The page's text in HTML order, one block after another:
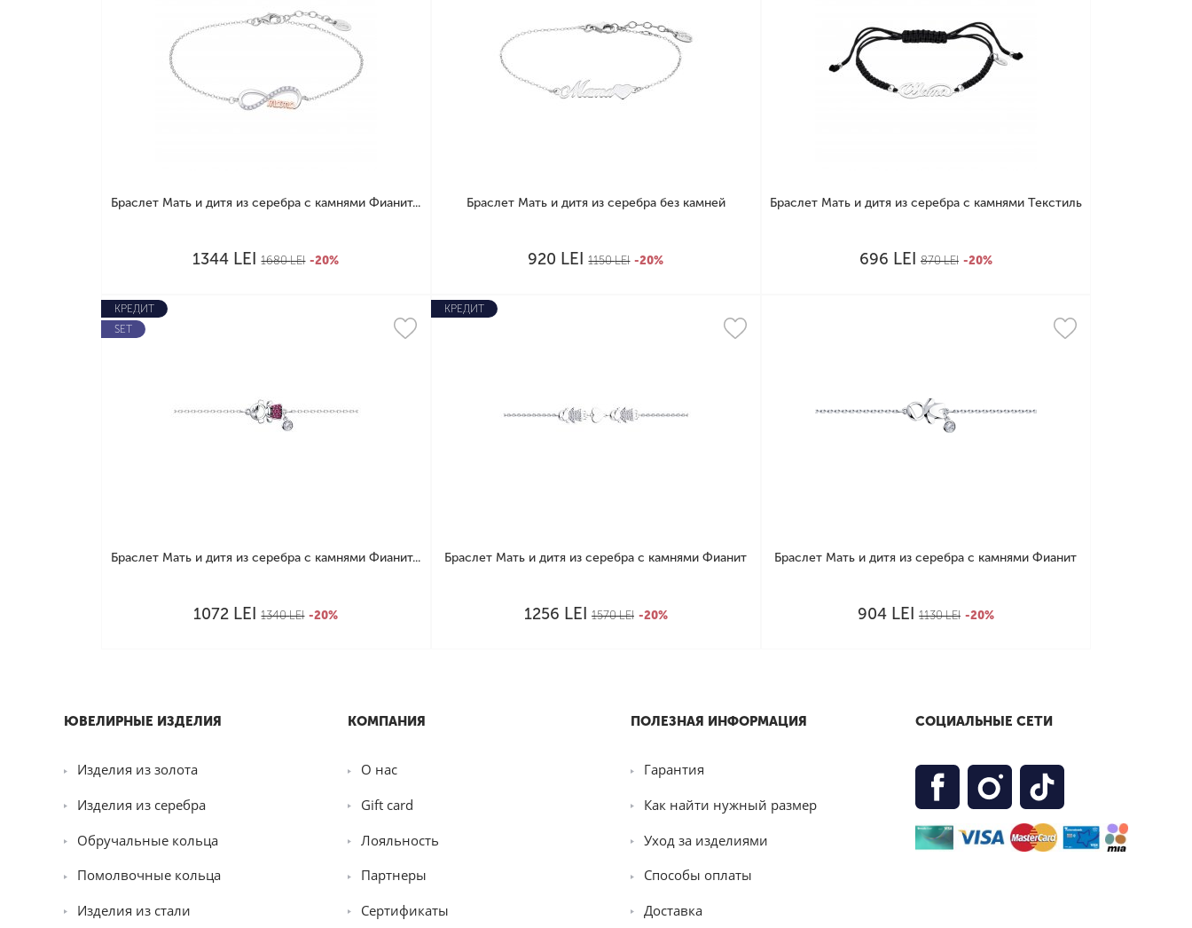
Браслет Мать и дитя из серебра с камнями Фианит...
1344 LEI 1680LEI -20%
Браслет Мать и дитя из серебра без камней
920 LEI 1150LEI -20%
Браслет Мать и дитя из серебра с камнями Текстиль
696 LEI 870LEI -20%
КРЕДИТ
SET
Браслет Мать и дитя из серебра с камнями Фианит...
1072 LEI 1340LEI -20%
КРЕДИТ
Браслет Мать и дитя из серебра с камнями Фианит
1256 LEI 1570LEI -20%
Браслет Мать и дитя из серебра с камнями Фианит
904 LEI 1130LEI -20%
ЮВЕЛИРНЫЕ ИЗДЕЛИЯ
Изделия из золота
Изделия из серебра
Обручальные кольца
Помолвочные кольца
Изделия из стали
КОМПАНИЯ
О нас
Gift card
Лояльность
Партнеры
Сертификаты
ПОЛЕЗНАЯ ИНФОРМАЦИЯ
Гарантия
Как найти нужный размер
Уход за изделиями
Способы оплаты
Доставка
СОЦИАЛЬНЫЕ СЕТИ